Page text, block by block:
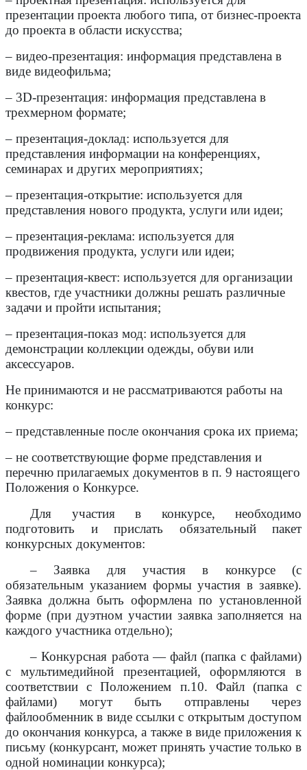
презентации проекта любого типа, от бизнес-проекта
до проекта в области искусства;
– видео-презентация: информация представлена в
виде видеофильма;
– 3D-презентация: информация представлена в
трехмерном формате;
– презентация-доклад: используется для
представления информации на конференциях,
семинарах и других мероприятиях;
– презентация-открытие: используется для
представления нового продукта, услуги или идеи;
– презентация-реклама: используется для
продвижения продукта, услуги или идеи;
– презентация-квест: используется для организации
квестов, где участники должны решать различные
задачи и пройти испытания;
– презентация-показ мод: используется для
демонстрации коллекции одежды, обуви или
аксессуаров.
Не принимаются и не рассматриваются работы на
конкурс:
– представленные после окончания срока их приема;
– не соответствующие форме представления и
перечню прилагаемых документов в п. 9 настоящего
Положения о Конкурсе.
Для участия в конкурсе, необходимо
подготовить и прислать обязательный пакет
конкурсных документов:
– Заявка для участия в конкурсе (с
обязательным указанием формы участия в заявке).
Заявка должна быть оформлена по установленной
форме (при дуэтном участии заявка заполняется на
каждого участника отдельно);
– Конкурсная работа — файл (папка с файлами)
с мультимедийной презентацией, оформляются в
соответствии с Положением п.10. Файл (папка с
файлами) могут быть отправлены через
файлообменник в виде ссылки с открытым доступом
до окончания конкурса, а также в виде приложения к
письму (конкурсант, может принять участие только в
одной номинации конкурса);